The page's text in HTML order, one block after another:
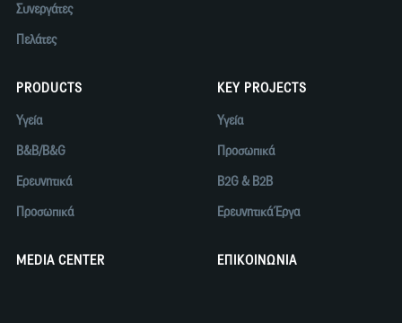
Συνεργάτες
Πελάτες
PRODUCTS
Υγεία
B&B/B&G
Ερευνητικά
Προσωπικά
KEY PROJECTS
Υγεία
Προσωπικά
B2G & B2B
Ερευνητικά Έργα
MEDIA CENTER ΕΠΙΚΟΙΝΩΝΙΑ